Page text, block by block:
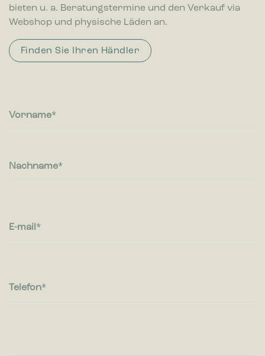
bieten u. a. Beratungstermine und den Verkauf via
Webshop und physische Läden an.
Finden Sie Ihren Händler
Vorname
Nachname
E-mail
Telefon